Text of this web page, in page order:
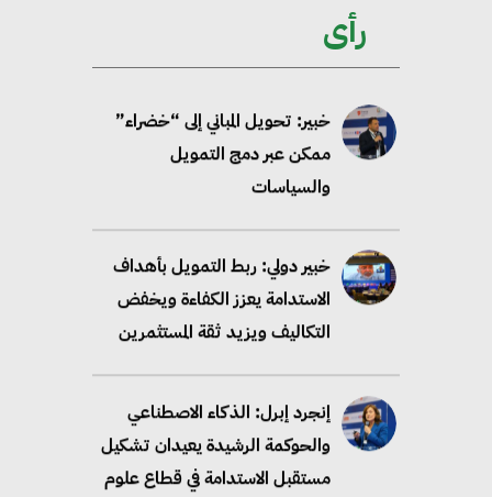
رأى2035
خبير: تحويل المباني إلى “خضراء”
ممكن عبر دمج التمويل
والسياسات
خبير دولي: ربط التمويل بأهداف
الاستدامة يعزز الكفاءة ويخفض
التكاليف ويزيد ثقة المستثمرين
إنجرد إبرل: الذكاء الاصطناعي
والحوكمة الرشيدة يعيدان تشكيل
مستقبل الاستدامة في قطاع علوم